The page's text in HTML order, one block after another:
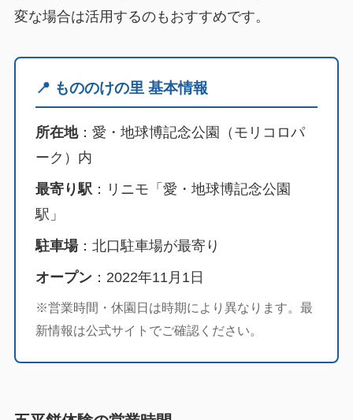
変な場合は活用するのもおすすめです。
📍 もののけの里 基本情報
所在地：愛・地球博記念公園（モリコロパ
ーク）内
最寄り駅：リニモ「愛・地球博記念公園
駅」
駐車場：北口駐車場が最寄り
オープン：2022年11月1日
※営業時間・休園日は時期により異なります。最
新情報は公式サイトでご確認ください。